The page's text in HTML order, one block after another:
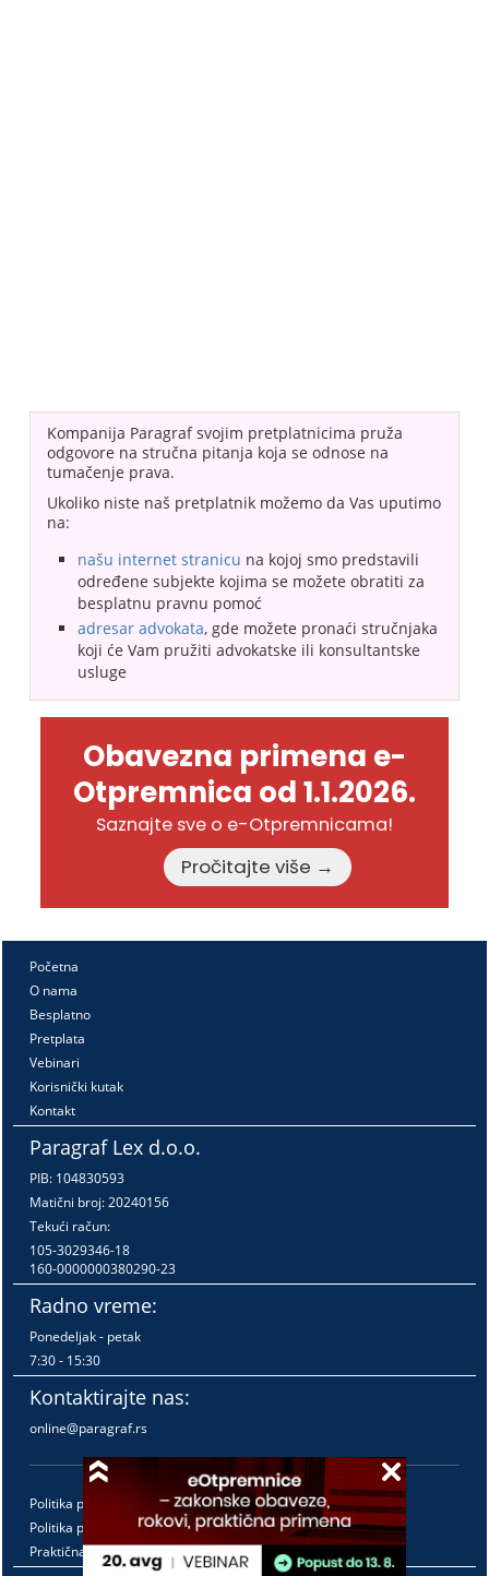
Kompanija Paragraf svojim pretplatnicima pruža
odgovore na stručna pitanja koja se odnose na
tumačenje prava.
Ukoliko niste naš pretplatnik možemo da Vas uputimo
na:
našu internet stranicu na kojoj smo predstavili
određene subjekte kojima se možete obratiti za
besplatnu pravnu pomoć
adresar advokata, gde možete pronaći stručnjaka
koji će Vam pružiti advokatske ili konsultantske
usluge
Obavezna primena e-
Otpremnica od 1.1.2026.
Saznajte sve o e-Otpremnicama!
Pročitajte više →
Početna
O nama
Besplatno
Pretplata
Vebinari
Korisnički kutak
Kontakt
Paragraf Lex d.o.o.
PIB: 104830593
Matični broj: 20240156
Tekući račun:
105-3029346-18
160-0000000380290-23
Radno vreme:
Ponedeljak - petak
7:30 - 15:30
Kontaktirajte nas:
online@paragraf.rs
Politika privatnosti
Politika pružanja usluga
Praktična pravila pružanja usluga